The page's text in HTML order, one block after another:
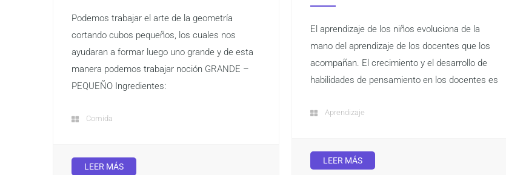
El aprendizaje de los niños evoluciona de la
mano del aprendizaje de los docentes que los
acompañan. El crecimiento y el desarrollo de
habilidades de pensamiento en los docentes es
Aprendizaje
LEER MÁS
Podemos trabajar el arte de la geometría
cortando cubos pequeños, los cuales nos
ayudaran a formar luego uno grande y de esta
manera podemos trabajar noción GRANDE –
PEQUEÑO Ingredientes:
Comida
LEER MÁS